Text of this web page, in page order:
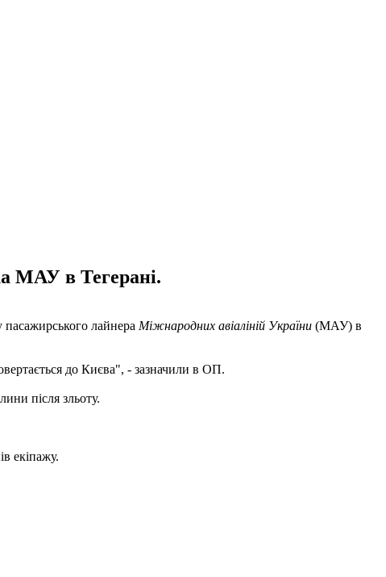
МАУ в Тегерані.
пасажирського лайнера Міжнародних авіаліній України (МАУ) в
до Києва", - зазначили в ОП.
після зльоту.
екіпажу.